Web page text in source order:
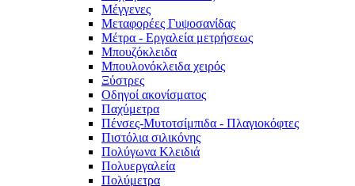
Μέγγενες
Μεταφορέες Γυψοσανίδας
Μέτρα - Εργαλεία μετρήσεως
Μπουζόκλειδα
Μπουλονόκλειδα χειρός
Ξύστρες
Οδηγοί ακονίσματος
Παχύμετρα
Πένσες-Μυτοτσίμπιδα - Πλαγιοκόφτες
Πιστόλια σιλικόνης
Πολύγωνα Κλειδιά
Πολυεργαλεία
Πολύμετρα